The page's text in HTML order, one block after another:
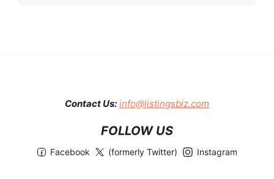
Contact Us: info@listingsbiz.com
FOLLOW US
Facebook (formerly Twitter) Instagram